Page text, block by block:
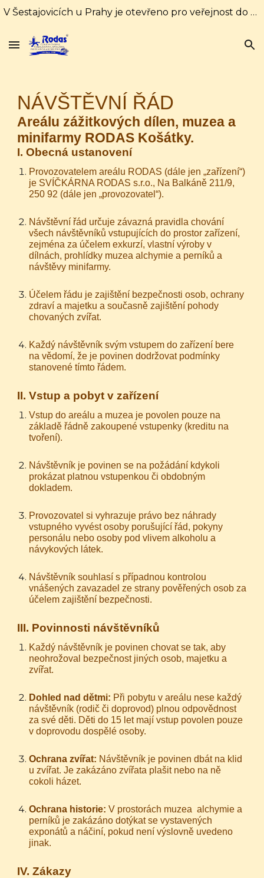
V Šestajovicích u Prahy je otevřeno pro veřejnost do 31. srpna každý den od 10:00 do 16:00 hodin. Od 1. září pouze soboty a neděle od 10:00 do 18:00
NÁVŠTĚVNÍ ŘÁD
Areálu zážitkových dílen, muzea a
minifarmy RODAS Košátky.
I. Obecná ustanovení
Provozovatelem areálu RODAS (dále jen „zařízení“)
je SVÍČKÁRNA RODAS s.r.o., Na Balkáně 211/9,
250 92 (dále jen „provozovatel“).
Návštěvní řád určuje závazná pravidla chování
všech návštěvníků vstupujících do prostor zařízení,
zejména za účelem exkurzí, vlastní výroby v
dílnách, prohlídky muzea alchymie a perníků a
návštěvy minifarmy.
Účelem řádu je zajištění bezpečnosti osob, ochrany
zdraví a majetku a současně zajištění pohody
chovaných zvířat.
Každý návštěvník svým vstupem do zařízení bere
na vědomí, že je povinen dodržovat podmínky
stanovené tímto řádem.
II. Vstup a pobyt v zařízení
Vstup do areálu a muzea je povolen pouze na
základě řádně zakoupené vstupenky (kreditu na
tvoření).
Návštěvník je povinen se na požádání kdykoli
prokázat platnou vstupenkou či obdobným
dokladem.
Provozovatel si vyhrazuje právo bez náhrady
vstupného vyvést osoby porušující řád, pokyny
personálu nebo osoby pod vlivem alkoholu a
návykových látek.
Návštěvník souhlasí s případnou kontrolou
vnášených zavazadel ze strany pověřených osob za
účelem zajištění bezpečnosti.
III. Povinnosti návštěvníků
Každý návštěvník je povinen chovat se tak, aby
neohrožoval bezpečnost jiných osob, majetku a
zvířat.
Dohled nad dětmi: Při pobytu v areálu nese každý
návštěvník (rodič či doprovod) plnou odpovědnost
za své děti. Děti do 15 let mají vstup povolen pouze
v doprovodu dospělé osoby.
Ochrana zvířat: Návštěvník je povinen dbát na klid
u zvířat. Je zakázáno zvířata plašit nebo na ně
cokoli házet.
Ochrana historie: V prostorách muzea alchymie a
perníků je zakázáno dotýkat se vystavených
exponátů a náčiní, pokud není výslovně uvedeno
jinak.
IV. Zákazy